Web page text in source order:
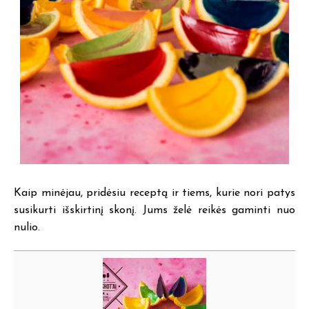
Kaip minėjau, pridėsiu receptą ir tiems, kurie nori patys
susikurti išskirtinį skonį. Jums želė reikės gaminti nuo
nulio.